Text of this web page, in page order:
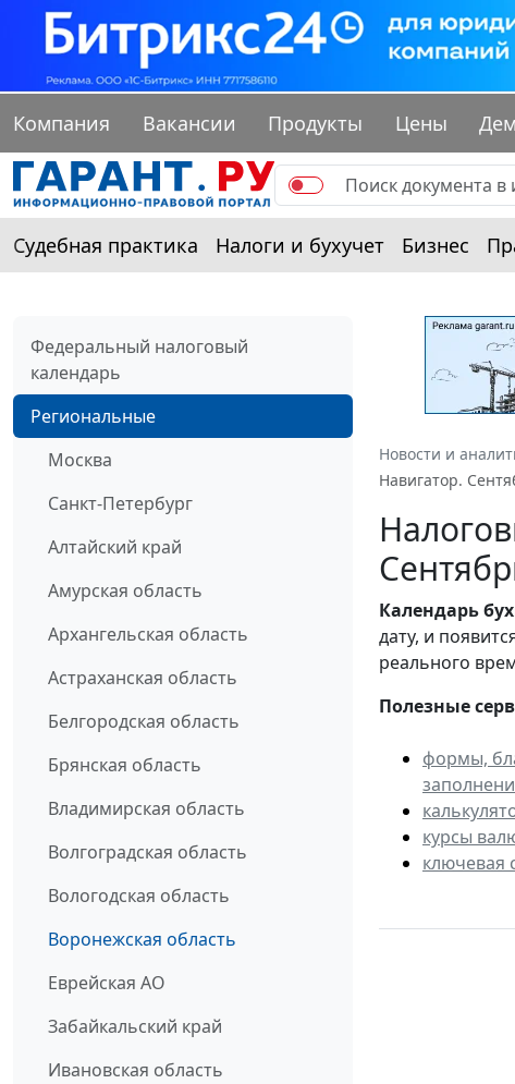
Компания Вакансии Продукты Цены
Судебная практика Налоги и бухучет Бизнес
Федеральный налоговый
календарь
Региональные
Москва
Санкт-Петербург
Алтайский край
Амурская область
Архангельская область
Астраханская область
Белгородская область
Брянская область
Владимирская область
Волгоградская область
Вологодская область
Воронежская область
Еврейская АО
Забайкальский край
Ивановская область
Новости и
Навигатор.
Календарь
дату, и
реального
Полезные
формы,
курсы
ключевая